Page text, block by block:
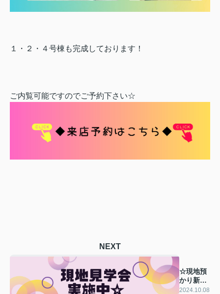
１・２・４号棟も完成しております！
ご内覧可能ですのでご予約下さい☆
NEXT
☆現地預
かり新築
物件！！
2024.10.08